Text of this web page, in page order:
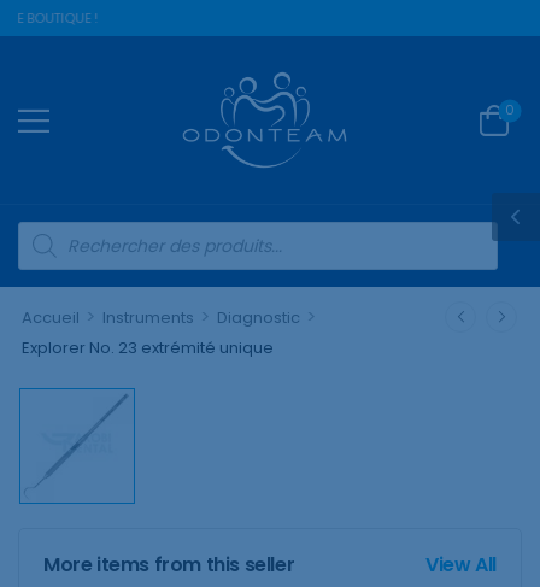
BOUTIQUE !
0
Accueil > Instruments > Diagnostic >
Explorer No. 23 extrémité unique
More items from this seller View All